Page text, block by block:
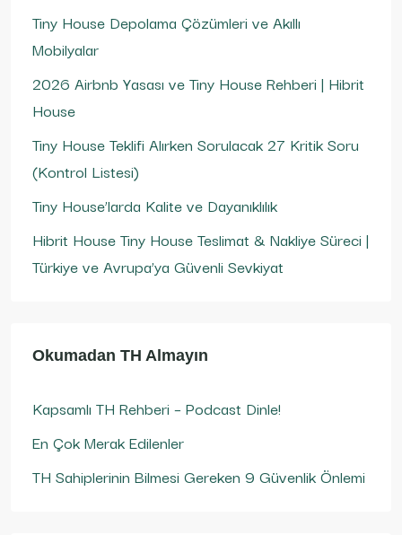
Tiny House Depolama Çözümleri ve Akıllı
Mobilyalar
2026 Airbnb Yasası ve Tiny House Rehberi | Hibrit
House
Tiny House Teklifi Alırken Sorulacak 27 Kritik Soru
(Kontrol Listesi)
Tiny House’larda Kalite ve Dayanıklılık
Hibrit House Tiny House Teslimat & Nakliye Süreci |
Türkiye ve Avrupa’ya Güvenli Sevkiyat
Okumadan TH Almayın
Kapsamlı TH Rehberi – Podcast Dinle!
En Çok Merak Edilenler
TH Sahiplerinin Bilmesi Gereken 9 Güvenlik Önlemi